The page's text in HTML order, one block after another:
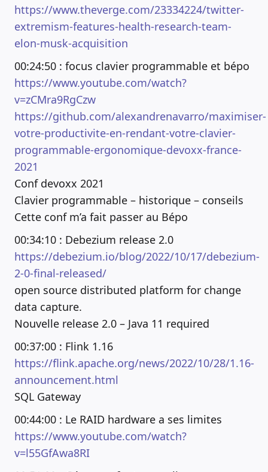
https://www.theverge.com/23334224/twitter-
extremism-features-health-research-team-
elon-musk-acquisition
00:24:50 : focus clavier programmable et bépo
https://www.youtube.com/watch?
v=zCMra9RgCzw
https://github.com/alexandrenavarro/maximiser-
votre-productivite-en-rendant-votre-clavier-
programmable-ergonomique-devoxx-france-
2021
Conf devoxx 2021
Clavier programmable – historique – conseils
Cette conf m’a fait passer au Bépo
00:34:10 : Debezium release 2.0
https://debezium.io/blog/2022/10/17/debezium-
2-0-final-released/
open source distributed platform for change
data capture.
Nouvelle release 2.0 – Java 11 required
00:37:00 : Flink 1.16
https://flink.apache.org/news/2022/10/28/1.16-
announcement.html
SQL Gateway
00:44:00 : Le RAID hardware a ses limites
https://www.youtube.com/watch?
v=l55GfAwa8RI